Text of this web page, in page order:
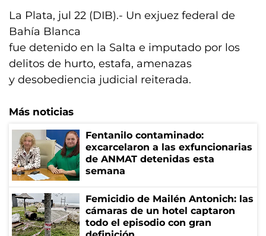
La Plata, jul 22 (DIB).- Un exjuez federal de
Bahía Blanca
fue detenido en la Salta e imputado por los
delitos de hurto, estafa, amenazas
y desobediencia judicial reiterada.
Más noticias
Fentanilo contaminado:
excarcelaron a las exfuncionarias
de ANMAT detenidas esta
semana
Femicidio de Mailén Antonich: las
cámaras de un hotel captaron
todo el episodio con gran